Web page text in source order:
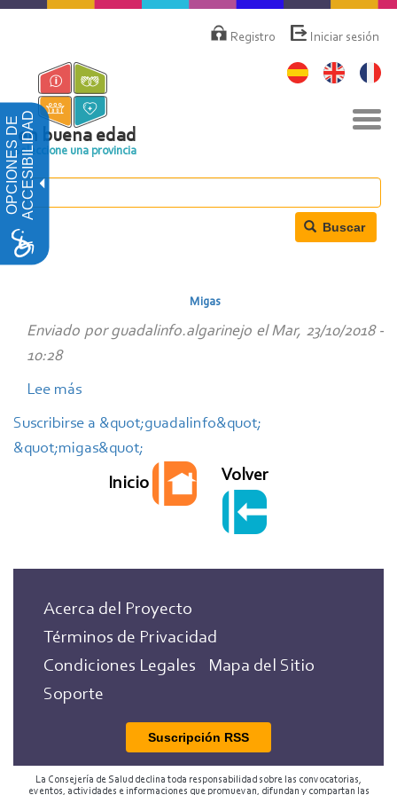
OPCIONES DEACCESIBILIDAD
Pasar
contenido
principal
deRegistro Iniciar sesión
en buena edad
Seleccione una provincia
Buscar
Migas
Enviado porguadalinfo.algarinejo elMar, 23/10/2018 -
10:28
Lee más
Migas
Suscribirse a &quot;guadalinfo&quot;
&quot;migas&quot;
Inicio Volver
Acerca del Proyecto
Términos de Privacidad
Condiciones Legales
Mapa del Sitio
Soporte
Suscripción RSS
La Consejería de Salud declina toda responsabilidad sobre las convocatorias,
eventos, actividades e informaciones que promuevan, difundan y compartan las